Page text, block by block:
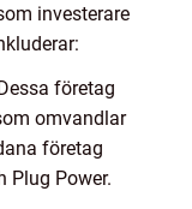
investerare
företag
omvandlar
företag
Plug Power.